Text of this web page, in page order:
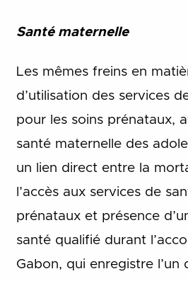
Santé maternelle
Les mêmes freins en
d’utilisation des services
pour les soins prénataux,
santé maternelle des
un lien direct entre la
l’accès aux services de
prénataux et présence
santé qualifié durant
Gabon, qui enregistre l’un